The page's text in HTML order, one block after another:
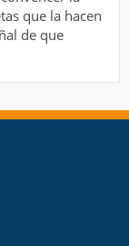
que la hacen
de que